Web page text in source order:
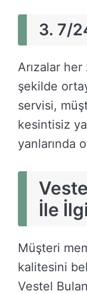
3. 7/
Arızalar
şekilde
servisi,
kesintisiz
yanlarında
İle
Müşteri
kalitesini
Vestel